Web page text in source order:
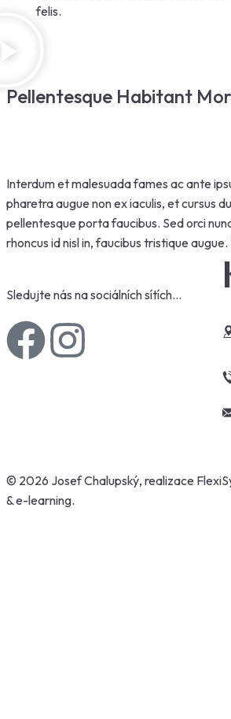
felis.
Pellentesque Habitant
Interdum et malesuada fames ac ante
pharetra augue non ex iaculis, et cursus
pellentesque porta faucibus. Sed orci
rhoncus id nisl in, faucibus tristique
Sledujte nás na sociálních sítích…
© 2026 Josef Chalupský, realizace
&e-learning.